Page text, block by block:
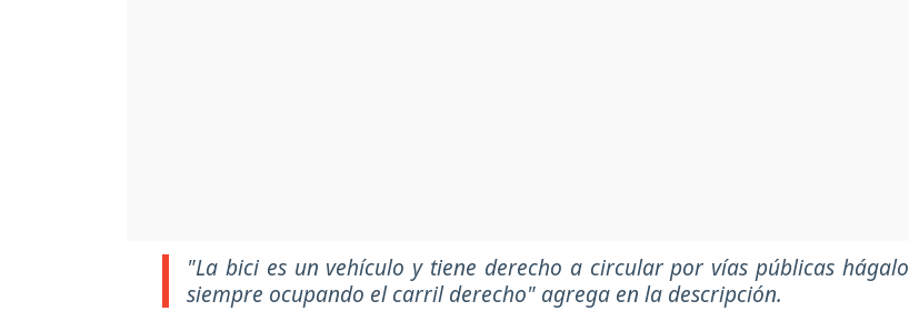
"La bici es un vehículo y tiene derecho a circular por vías públicas hágalo
siempre ocupando el carril derecho" agrega en la descripción.